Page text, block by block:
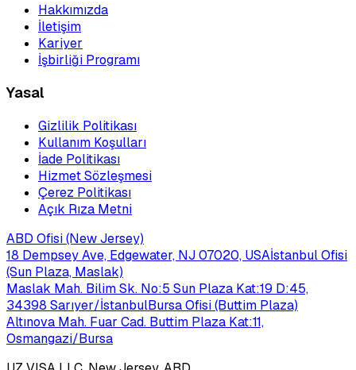
Hakkımızda
İletişim
Kariyer
İşbirliği Programı
Yasal
Gizlilik Politikası
Kullanım Koşulları
İade Politikası
Hizmet Sözleşmesi
Çerez Politikası
Açık Rıza Metni
ABD Ofisi (New Jersey)
18 Dempsey Ave, Edgewater, NJ 07020, USAİstanbul Ofisi
(Sun Plaza, Maslak)
Maslak Mah. Bilim Sk. No:5 Sun Plaza Kat:19 D:45,
34398 Sarıyer/İstanbulBursa Ofisi (Buttim Plaza)
Altınova Mah. Fuar Cad. Buttim Plaza Kat:11,
Osmangazi/Bursa